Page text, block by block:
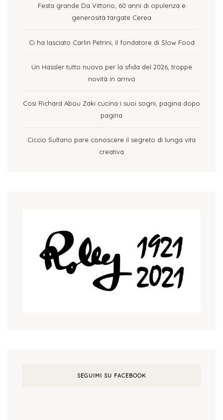
Festa grande Da Vittorio, 60 anni di opulenza e
generosità targate Cerea
Ci ha lasciato Carlin Petrini, il fondatore di Slow Food
Un Hassler tutto nuovo per la sfida del 2026, troppe
novità in arrivo
Così Richard Abou Zaki cucina i suoi sogni, pagina dopo
pagina
Ciccio Sultano pare conoscere il segreto di lunga vita
creativa
SEGUIMI SU FACEBOOK